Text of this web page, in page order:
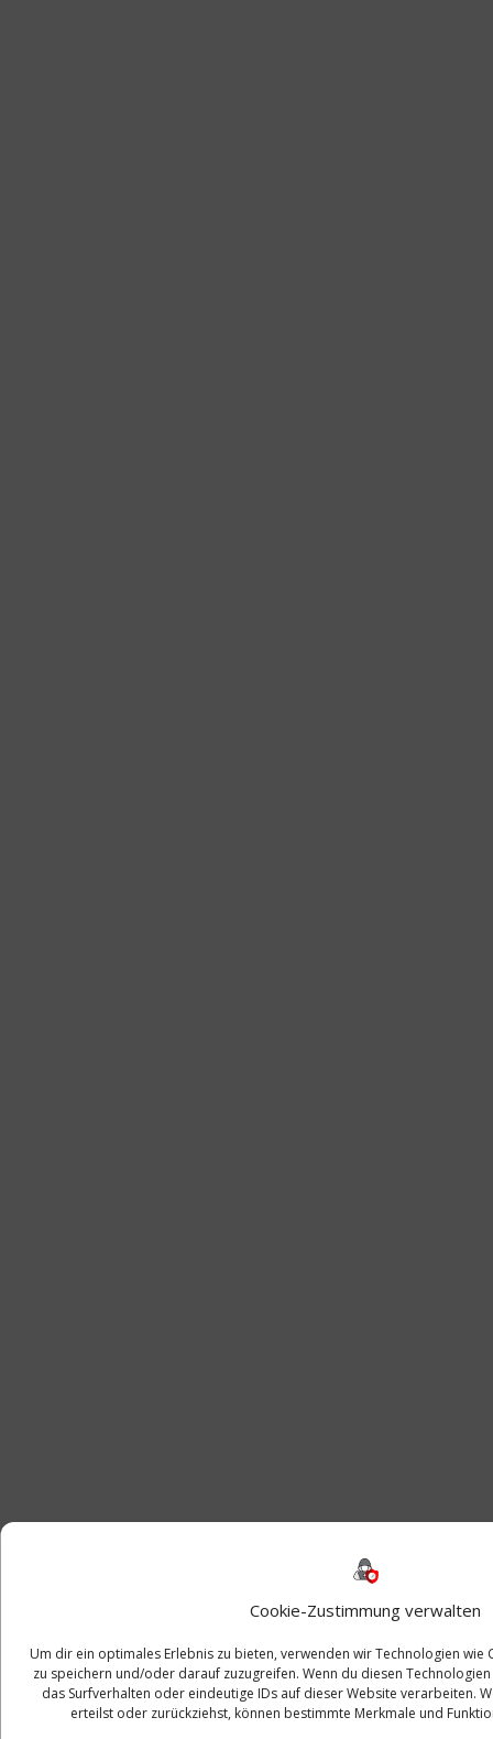
Cookie-Zustimmung verwalten
Um dir ein optimales Erlebnis zu bieten, verwenden wir Technologien
zu speichern und/oder darauf zuzugreifen. Wenn du diesen
das Surfverhalten oder eindeutige IDs auf dieser Website verarbeiten.
erteilst oder zurückziehst, können bestimmte Merkmale und